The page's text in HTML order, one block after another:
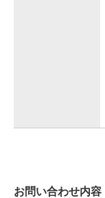
お問い合わせ内容